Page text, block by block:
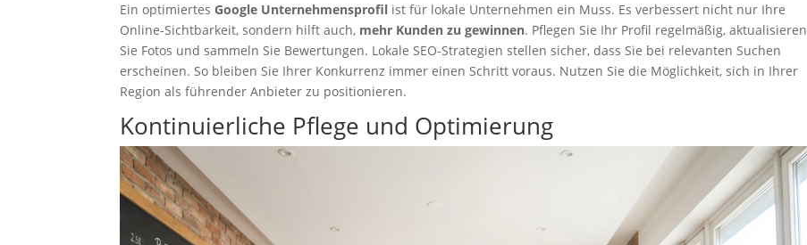
Ein optimiertesGoogle Unternehmensprofil ist für lokale Unternehmen ein Muss. Es verbessert nicht nur Ihre
Online-Sichtbarkeit, sondern hilft auch, mehr Kunden zu gewinnen. Pflegen Sie Ihr Profil regelmäßig, aktualisieren
Sie Fotos und sammeln Sie Bewertungen. Lokale SEO-Strategien stellen sicher, dass Sie bei relevanten Suchen
erscheinen. So bleiben Sie Ihrer Konkurrenz immer einen Schritt voraus. Nutzen Sie die Möglichkeit, sich in Ihrer
Region als führender Anbieter zu positionieren.
Kontinuierliche Pflege und Optimierung